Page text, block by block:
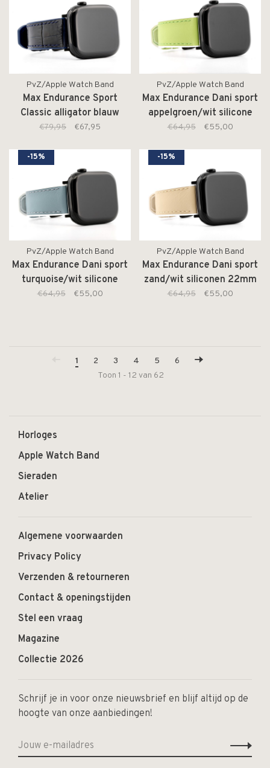
PvZ/Apple Watch Band
Max Endurance Sport
Classic alligator blauw
22mm
€79,95 €67,95
PvZ/Apple Watch Band
Max Endurance Dani sport
appelgroen/wit silicone
22mm
€64,95 €55,00
-15%
PvZ/Apple Watch Band
Max Endurance Dani sport
turquoise/wit silicone
22mm
€64,95 €55,00
-15%
PvZ/Apple Watch Band
Max Endurance Dani sport
zand/wit siliconen 22mm
€64,95 €55,00
1 2 3 4 5
6
Toon 1 - 12 van 62
Horloges
Apple Watch Band
Sieraden
Atelier
Algemene voorwaarden
Privacy Policy
Verzenden & retourneren
Contact & openingstijden
Stel een vraag
Magazine
Collectie 2026
Schrijf je in voor onze nieuwsbrief en blijf altijd op de
hoogte van onze aanbiedingen!